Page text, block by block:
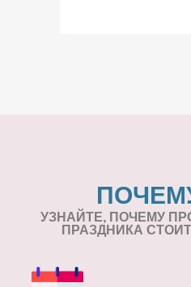
УЗНАЙТЕ, ПОЧЕМУ
ПРАЗДНИКА